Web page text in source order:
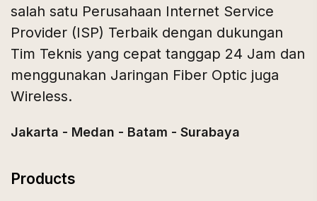
salah satu Perusahaan Internet Service
Provider (ISP) Terbaik dengan dukungan
Tim Teknis yang cepat tanggap 24 Jam dan
menggunakan Jaringan Fiber Optic juga
Wireless.
Jakarta - Medan - Batam - Surabaya
Products